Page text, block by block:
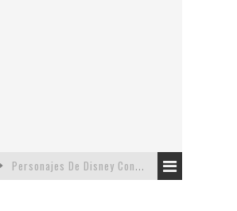
Personajes De Disney Con Vestuarios Contemporáneos